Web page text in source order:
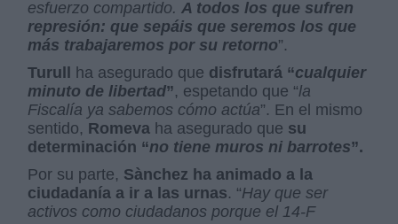
esfuerzo compartido.A todos los que sufren
represión: que sepáis que seremos los que
más trabajaremos por su retorno”.
Turull ha asegurado que disfrutará “cualquier
minuto de libertad”, espetando que “la
Fiscalía ya sabemos cómo actúa”. En el mismo
sentido, Romeva ha asegurado que su
determinación “no tiene muros ni barrotes”.
Por su parte, Sànchez ha animado a la
ciudadanía a ir a las urnas. “Hay que ser
activos como ciudadanos porque el 14-F